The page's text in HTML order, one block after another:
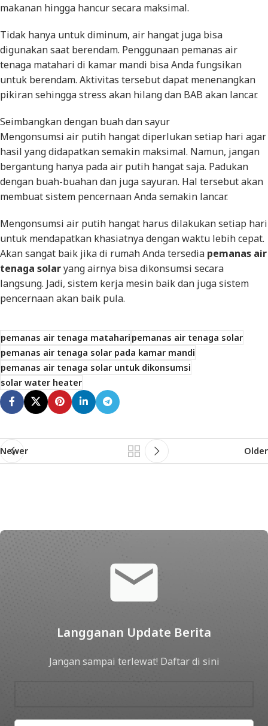
makanan hingga hancur secara maksimal.
Tidak hanya untuk diminum, air hangat juga bisa
digunakan saat berendam. Penggunaan pemanas air
tenaga matahari di kamar mandi bisa Anda fungsikan
untuk berendam. Aktivitas tersebut dapat menenangkan
pikiran sehingga stress akan hilang dan BAB akan lancar.
Seimbangkan dengan buah dan sayur
Mengonsumsi air putih hangat diperlukan setiap hari agar
hasil yang didapatkan semakin maksimal. Namun, jangan
bergantung hanya pada air putih hangat saja. Padukan
dengan buah-buahan dan juga sayuran. Hal tersebut akan
membuat sistem pencernaan Anda semakin lancar.
Mengonsumsi air putih hangat harus dilakukan setiap hari
untuk mendapatkan khasiatnya dengan waktu lebih cepat.
Akan sangat baik jika di rumah Anda tersedia pemanas air
tenaga solaryang airnya bisa dikonsumsi secara
langsung. Jadi, sistem kerja mesin baik dan juga sistem
pencernaan akan baik pula.
pemanas air tenaga mataharipemanas air tenaga solar
pemanas air tenaga solar pada kamar mandi
pemanas air tenaga solar untuk dikonsumsi
solar water heater
Newer Older
Langganan Update Berita
Jangan sampai terlewat! Daftar di sini